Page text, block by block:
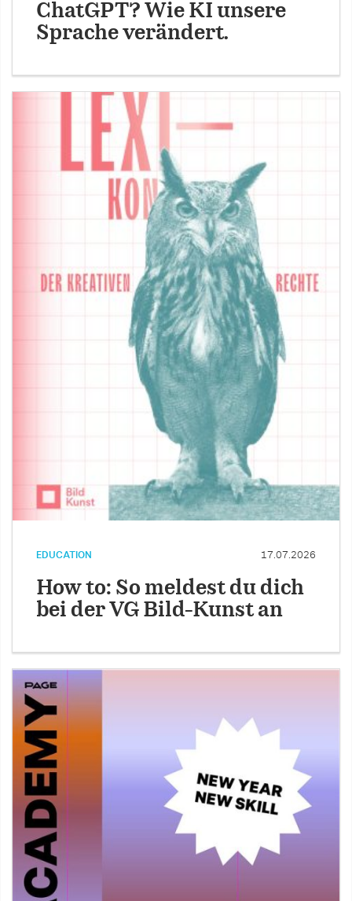
ChatGPT? Wie KI unsere
Sprache verändert.
EDUCATION 17.07.2026
How to: So meldest du dich
bei der VG Bild-Kunst an